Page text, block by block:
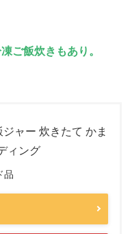
ご飯炊きもあり。
ャー 炊きたて かま
ィング
品